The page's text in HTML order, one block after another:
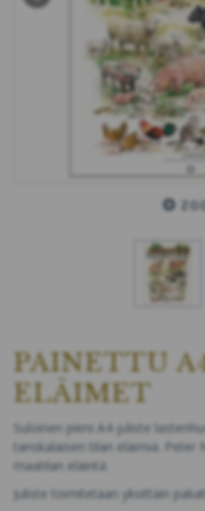
PAINETTU
ELÄIMET
Suloinen pieni A4-juliste
tanskalaisen tilan eläimiä. Peter
maatilan eläintä.
Juliste toimitetaan yksittäin